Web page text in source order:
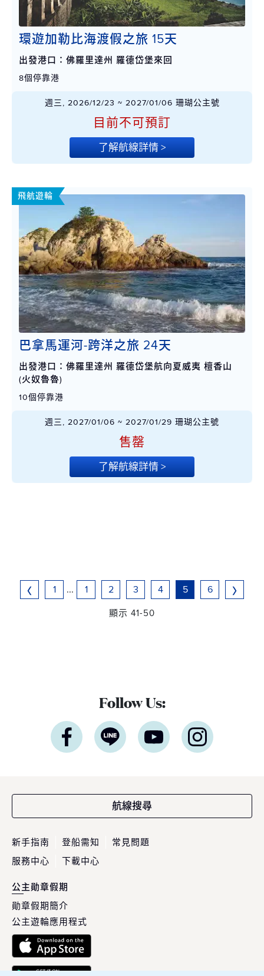
環遊加勒比海渡假之旅 15天
出發港口：佛羅里達州 羅德岱堡來回
8個停靠港
週三, 2026/12/23 ~ 2027/01/06 珊瑚公主號
目前不可預訂
了解航線詳情 >
飛航遊輪
巴拿馬運河-跨洋之旅 24天
出發港口：佛羅里達州 羅德岱堡航向夏威夷 檀香山
(火奴魯魯)
10個停靠港
週三, 2027/01/06 ~ 2027/01/29 珊瑚公主號
售罄
了解航線詳情 >
1 ... 1 2 3 4 5 6
顯示 41-50
Follow Us:
航線搜尋
新手指南 登船需知
常見問題
服務中心
下載中心
公主勛章假期
勛章假期簡介
公主遊輪應用程式